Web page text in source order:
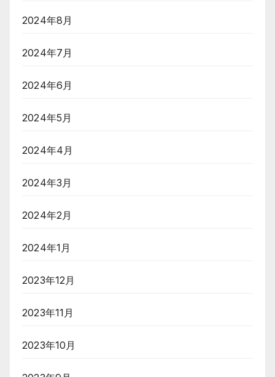
2024年8月
2024年7月
2024年6月
2024年5月
2024年4月
2024年3月
2024年2月
2024年1月
2023年12月
2023年11月
2023年10月